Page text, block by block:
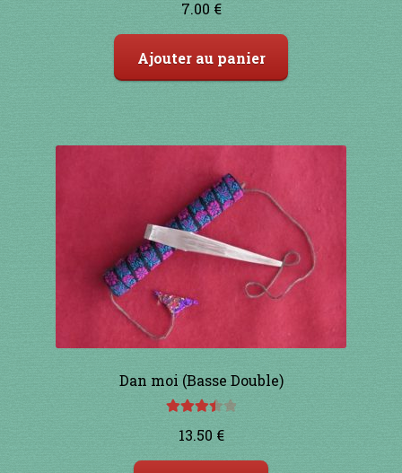
sur 5
7.00 €
Ajouter au panier
Dan moi (Basse Double)
3.50 sur
5
13.50 €